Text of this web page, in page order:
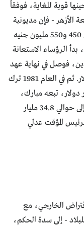
حينها قوية للغاية، فوفقاً
الأزهر - فإن مديونية
بريطانيا لمصر وصلت في العام 1947 إلى ما بين 450 و550 مليون جنيه
الرؤساء الاستعانة
فوصل في نهاية عهد
"ناصر" في العام 1970 إلى حوالي 1.7 مليار دولار. ثم في العام 1981 ترك
البلاد مدينة بحوالي 15 مليار دولار، تبعه مبارك،
فكانت الديون الخارجية في العام 2011 تصل إلى حوالي 34.8 مليار
المؤقت عدلي
الاقتراض الخارجي، مع
- إلى سدة الحكم،